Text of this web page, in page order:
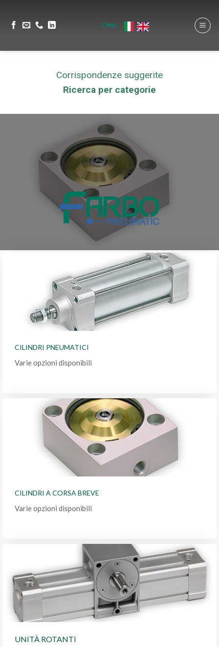
Corrispondenze suggerite
Ricerca per categorie
CILINDRI PNEUMATICI
Varie opzioni disponibili
CILINDRI A CORSA BREVE
Varie opzioni disponibili
UNITÀ ROTANTI